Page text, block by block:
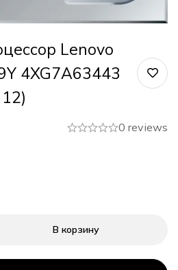
Lenovo
4XG7A63443
0 reviews
В корзину